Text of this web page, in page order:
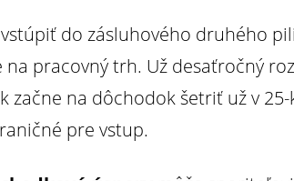
do zásluhového druhého
na pracovný trh. Už desaťročný
začne na dôchodok šetriť už v
pre vstup.